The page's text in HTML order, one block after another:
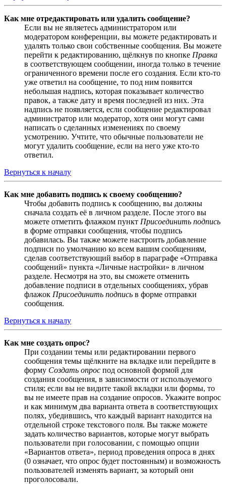
Как мне отредактировать или удалить сообщение?
Если вы не являетесь администратором или
модератором конференции, вы можете редактировать и
удалять только свои собственные сообщения. Вы можете
перейти к редактированию, щёлкнув по кнопке Правка
в соответствующем сообщении, иногда только в течение
ограниченного времени после его создания. Если кто-то
уже ответил на сообщение, то под ним появится
небольшая надпись, которая показывает количество
правок, а также дату и время последней из них. Эта
надпись не появляется, если сообщение редактировал
администратор или модератор, хотя они могут сами
написать о сделанных изменениях по своему
усмотрению. Учтите, что обычные пользователи не
могут удалить сообщение, если на него уже кто-то
ответил.
Вернуться к началу
Как мне добавить подпись к своему сообщению?
Чтобы добавить подпись к сообщению, вы должны
сначала создать её в личном разделе. После этого вы
можете отметить флажком пункт Присоединить подпись
в форме отправки сообщения, чтобы подпись
добавилась. Вы также можете настроить добавление
подписи по умолчанию ко всем вашим сообщениям,
сделав соответствующий выбор в параграфе «Отправка
сообщений» пункта «Личные настройки» в личном
разделе. Несмотря на это, вы сможете отменить
добавление подписи в отдельных сообщениях, убрав
флажок Присоединить подпись в форме отправки
сообщения.
Вернуться к началу
Как мне создать опрос?
При создании темы или редактировании первого
сообщения темы щёлкните на вкладке или перейдите в
форму Создать опрос под основной формой для
создания сообщения, в зависимости от используемого
стиля; если вы не видите такой вкладки или формы, то
вы не имеете прав на создание опросов. Укажите вопрос
и как минимум два варианта ответа в соответствующих
полях, убедившись, что каждый вариант находится на
отдельной строке текстового поля. Вы также можете
задать количество вариантов, которые могут выбрать
пользователи при голосовании, с помощью опции
«Вариантов ответа», период проведения опроса в днях
(0 означает, что опрос будет постоянным) и возможность
пользователей изменять вариант, за который они
проголосовали.